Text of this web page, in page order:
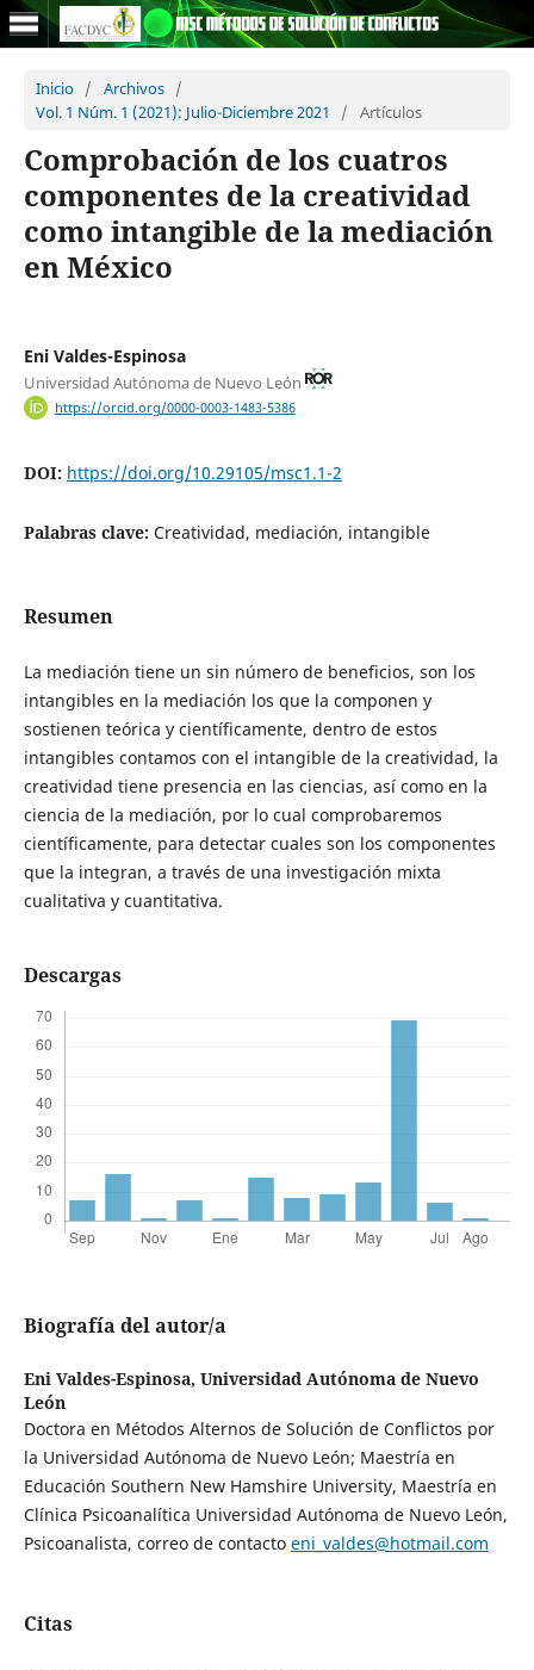
Inicio / Archivos /
Vol. 1 Núm. 1 (2021): Julio-Diciembre 2021
/ Artículos
Comprobación de los cuatros
componentes de la creatividad
como intangible de la mediación
en México
Eni Valdes-Espinosa
Universidad Autónoma de Nuevo León
https://orcid.org/0000-0003-1483-5386
DOI: https://doi.org/10.29105/msc1.1-2
Palabras clave: Creatividad, mediación, intangible
Resumen
La mediación tiene un sin número de beneficios, son los
intangibles en la mediación los que la componen y
sostienen teórica y científicamente, dentro de estos
intangibles contamos con el intangible de la creatividad, la
creatividad tiene presencia en las ciencias, así como en la
ciencia de la mediación, por lo cual comprobaremos
científicamente, para detectar cuales son los componentes
que la integran, a través de una investigación mixta
cualitativa y cuantitativa.
Descargas
Biografía del autor/a
Eni Valdes-Espinosa, Universidad Autónoma de Nuevo
León
Doctora en Métodos Alternos de Solución de Conflictos por
la Universidad Autónoma de Nuevo León; Maestría en
Educación Southern New Hamshire University, Maestría en
Clínica Psicoanalítica Universidad Autónoma de Nuevo León,
Psicoanalista, correo de contacto eni_valdes@hotmail.com
Citas